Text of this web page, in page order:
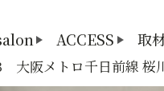
ACCESS 取
阪メトロ千日前線 桜